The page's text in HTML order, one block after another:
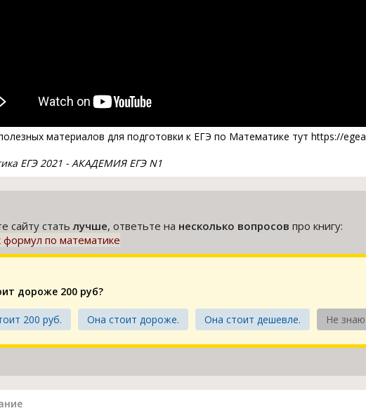
материалов для подготовки к ЕГЭ по Математике тут https://
ЕГЭ 2021 - АКАДЕМИЯ ЕГЭ N1
сайту статьлучше, ответьте на несколько вопросов про книгу:
формул по математике
дороже 200 руб?
200 руб. Она стоит дороже. Она стоит дешевле. Не знаю